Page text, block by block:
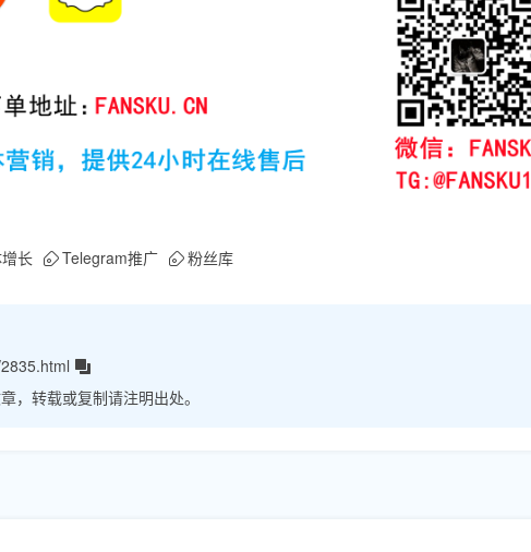
长 Telegram推广 粉丝库
，转载或复制请注明出处。